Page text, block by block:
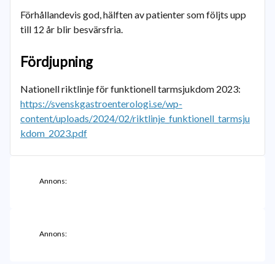
Förhållandevis god, hälften av patienter som följts upp
till 12 år blir besvärsfria.
Fördjupning
Nationell riktlinje för funktionell tarmsjukdom 2023:
https://svenskgastroenterologi.se/wp-
content/uploads/2024/02/riktlinje_funktionell_tarmsju
kdom_2023.pdf
Annons:
Annons: